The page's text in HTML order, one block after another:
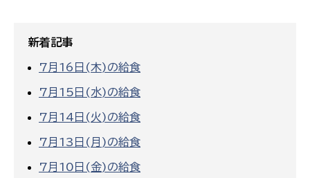
新着記事
7月16日(木)の給食
7月15日(水)の給食
7月14日(火)の給食
7月13日(月)の給食
7月10日(金)の給食